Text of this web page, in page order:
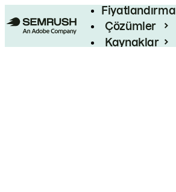
Fiyatlandırma
Çözümler
Kaynaklar